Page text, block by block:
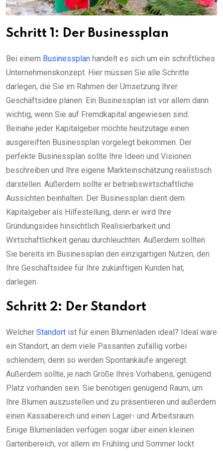
Schritt 1: Der Businessplan
Bei einem Businessplan handelt es sich um ein schriftliches
Unternehmenskonzept. Hier müssen Sie alle Schritte
darlegen, die Sie im Rahmen der Umsetzung Ihrer
Geschäftsidee planen. Ein Businessplan ist vor allem dann
wichtig, wenn Sie auf Fremdkapital angewiesen sind.
Beinahe jeder Kapitalgeber möchte heutzutage einen
ausgereiften Businessplan vorgelegt bekommen. Der
perfekte Businessplan sollte Ihre Ideen und Visionen
beschreiben und Ihre eigene Markteinschätzung realistisch
darstellen. Außerdem sollte er betriebswirtschaftliche
Aussichten beinhalten. Der Businessplan dient dem
Kapitalgeber als Hilfestellung, denn er wird Ihre
Gründungsidee hinsichtlich Realisierbarkeit und
Wirtschaftlichkeit genau durchleuchten. Außerdem sollten
Sie bereits im Businessplan den einzigartigen Nutzen, den
Ihre Geschäftsidee für Ihre zukünftigen Kunden hat,
darlegen.
Schritt 2: Der Standort
Welcher Standort ist für einen Blumenladen ideal? Ideal wäre
ein Standort, an dem viele Passanten zufällig vorbei
schlendern, denn so werden Spontankäufe angeregt.
Außerdem sollte, je nach Größe Ihres Vorhabens, genügend
Platz vorhanden sein. Sie benötigen genügend Raum, um
Ihre Blumen auszustellen und zu präsentieren und außerdem
einen Kassabereich und einen Lager- und Arbeitsraum.
Einige Blumenläden verfügen sogar über einen kleinen
Gartenbereich, vor allem im Frühling und Sommer lockt